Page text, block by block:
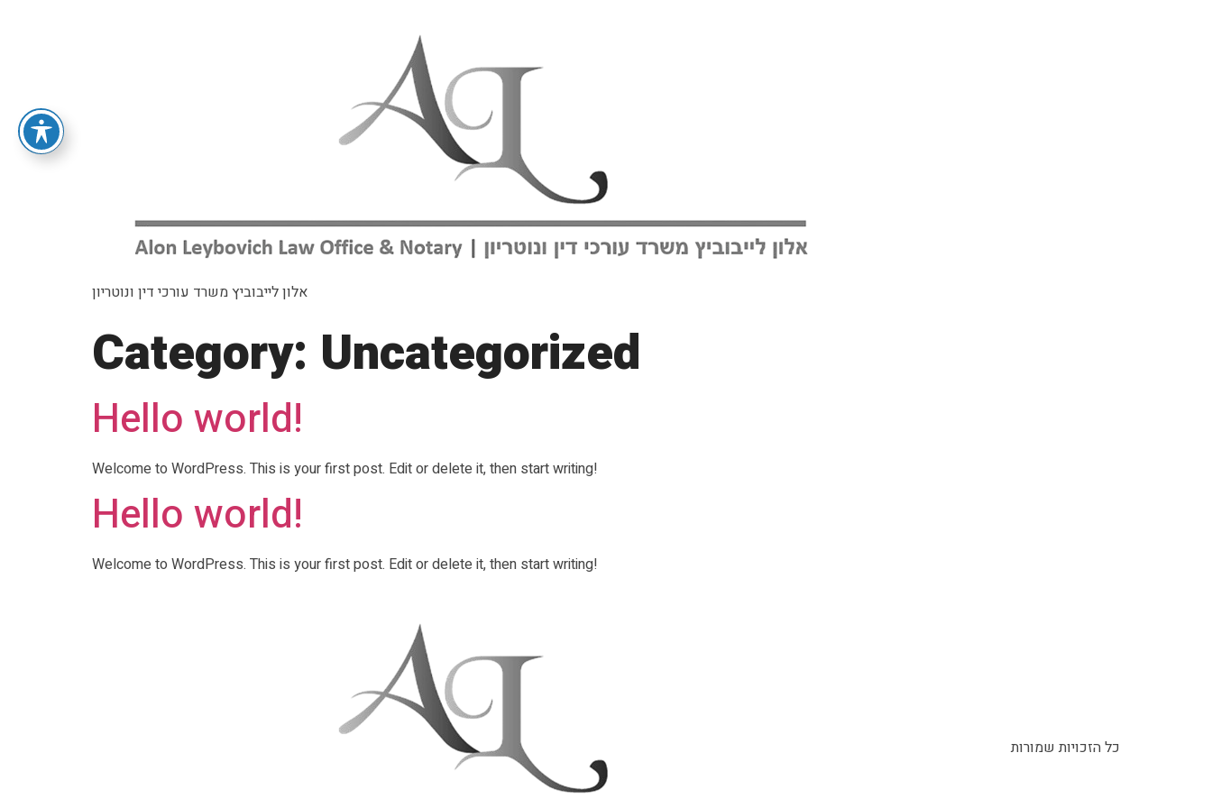
אלון לייבוביץ משרד עורכי דין ונוטריון
Category: Uncategorized
Hello world!
Welcome to WordPress. This is your first post. Edit or delete it, then start writing!
Hello world!
Welcome to WordPress. This is your first post. Edit or delete it, then start writing!
כל הזכויות שמורות